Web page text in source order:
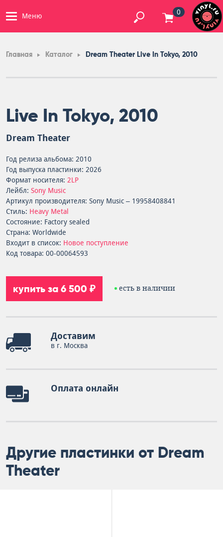
Меню 0
Главная Каталог Dream Theater Live In Tokyo, 2010
Live In Tokyo, 2010
Dream Theater
Год релиза альбома: 2010
Год выпуска пластинки: 2026
Формат носителя: 2LP
Лейбл: Sony Music
Артикул производителя: Sony Music – 19958408841
Стиль: Heavy Metal
Состояние: Factory sealed
Страна: Worldwide
Входит в список: Новое поступление
Код товара: 00-00064593
купить за 6 500 ₽ есть в наличии
Доставим
в г. Москва
Оплата онлайн
Другие пластинки от Dream
Theater